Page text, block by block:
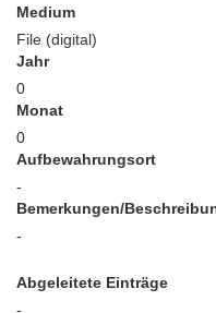
Medium
File (digital)
Jahr
0
Monat
0
Aufbewahrungsort
-
Bemerkungen/
-
Abgeleitete Einträge